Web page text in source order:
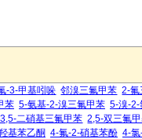
-3-甲基吲哚 邻溴三氟甲苯 2-氟
苯 5-氨基-2-溴三氟甲苯 5-溴-2-
二硝基三氟甲苯 2,5-双三氟
基苯乙酮 4-氟-2-硝基苯酚 4-